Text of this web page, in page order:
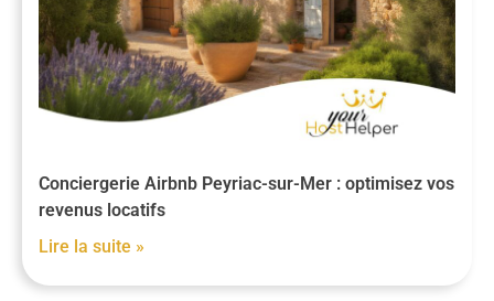
Conciergerie Airbnb Peyriac-sur-Mer : optimisez vos
revenus locatifs
Lire la suite »